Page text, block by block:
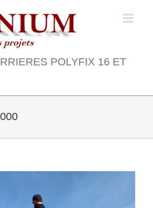
POLYFIX 16 ET